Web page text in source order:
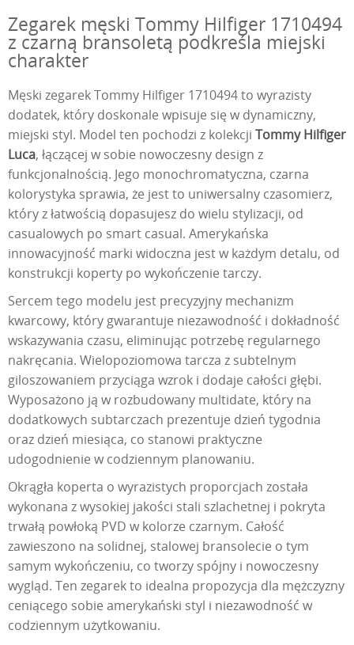
Zegarek męski Tommy Hilfiger 1710494
z czarną bransoletą podkreśla miejski
charakter
Męski zegarek Tommy Hilfiger 1710494 to wyrazisty
dodatek, który doskonale wpisuje się w dynamiczny,
miejski styl. Model ten pochodzi z kolekcji Tommy Hilfiger
Luca, łączącej w sobie nowoczesny design z
funkcjonalnością. Jego monochromatyczna, czarna
kolorystyka sprawia, że jest to uniwersalny czasomierz,
który z łatwością dopasujesz do wielu stylizacji, od
casualowych po smart casual. Amerykańska
innowacyjność marki widoczna jest w każdym detalu, od
konstrukcji koperty po wykończenie tarczy.
Sercem tego modelu jest precyzyjny mechanizm
kwarcowy, który gwarantuje niezawodność i dokładność
wskazywania czasu, eliminując potrzebę regularnego
nakręcania. Wielopoziomowa tarcza z subtelnym
giloszowaniem przyciąga wzrok i dodaje całości głębi.
Wyposażono ją w rozbudowany multidate, który na
dodatkowych subtarczach prezentuje dzień tygodnia
oraz dzień miesiąca, co stanowi praktyczne
udogodnienie w codziennym planowaniu.
Okrągła koperta o wyrazistych proporcjach została
wykonana z wysokiej jakości stali szlachetnej i pokryta
trwałą powłoką PVD w kolorze czarnym. Całość
zawieszono na solidnej, stalowej bransolecie o tym
samym wykończeniu, co tworzy spójny i nowoczesny
wygląd. Ten zegarek to idealna propozycja dla mężczyzny
ceniącego sobie amerykański styl i niezawodność w
codziennym użytkowaniu.